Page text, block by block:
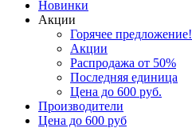
Новинки
Акции
Горячее предложение!
Акции
Распродажа от 50%
Последняя единица
Цена до 600 руб.
Производители
Цена до 600 руб